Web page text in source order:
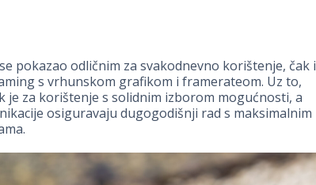
pokazao odličnim za svakodnevno korištenje, čak i
s vrhunskom grafikom i framerateom. Uz to,
je za korištenje s solidnim izborom mogućnosti, a
osiguravaju dugogodišnji rad s maksimalnim